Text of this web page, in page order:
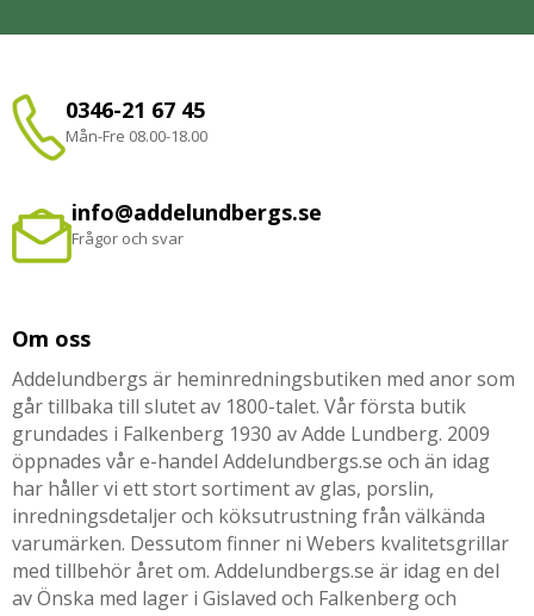
0346-21 67 45
Mån-Fre 08.00-18.00
info@addelundbergs.se
Frågor och svar
Om oss
Addelundbergs är heminredningsbutiken med anor som
går tillbaka till slutet av 1800-talet. Vår första butik
grundades i Falkenberg 1930 av Adde Lundberg. 2009
öppnades vår e-handel Addelundbergs.se och än idag
har håller vi ett stort sortiment av glas, porslin,
inredningsdetaljer och köksutrustning från välkända
varumärken. Dessutom finner ni Webers kvalitetsgrillar
med tillbehör året om. Addelundbergs.se är idag en del
av Önska med lager i Gislaved och Falkenberg och